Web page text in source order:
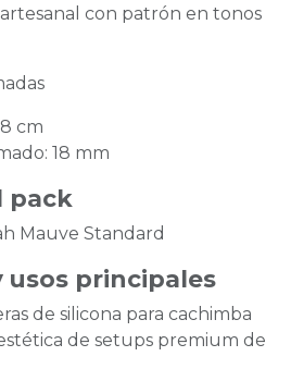
artesanal con patrón en tonos
cm
18 mm
pack
Mauve Standard
usos principales
de silicona para cachimba
de setups premium de